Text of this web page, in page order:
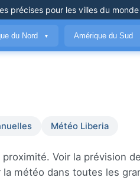
précises pour les villes du
du Nord ▼ Amérique du Sud
Météo Liberia
Voir la prévision
météo dans toutes les